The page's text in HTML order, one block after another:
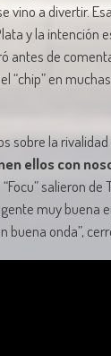
vino a divertir.
y la intención
antes de
“chip” en
sobre la rivalidad
ellos con
salieron de
muy buena
buena onda”,